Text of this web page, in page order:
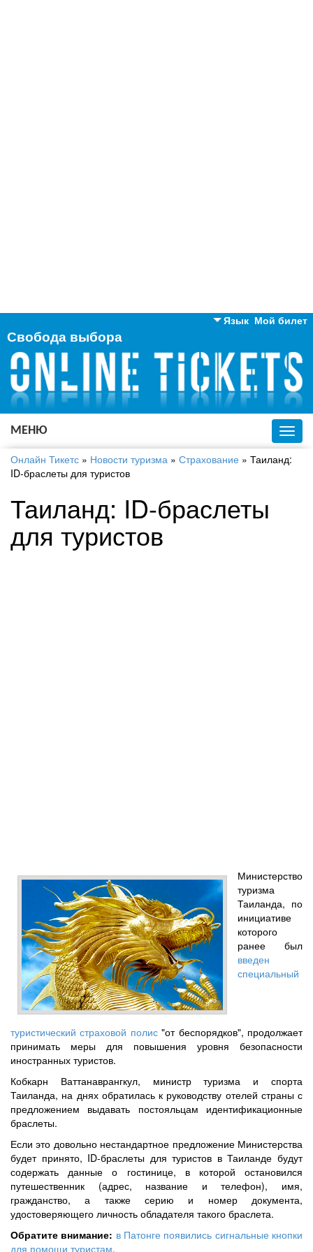
Мой билет
Язык
Английский
Русский
Украинский
Свобода выбора
МЕНЮ
Онлайн Тикетс » Новости туризма » Страхование » Таиланд:
ID-браслеты для туристов
Таиланд: ID-браслеты
для туристов
Министерство
туризма
Таиланда, по
инициативе
которого
ранее был
введен
специальный
туристический страховой полис"от беспорядков", продолжает
принимать меры для повышения уровня безопасности
иностранных туристов.
Кобкарн Ваттанаврангкул, министр туризма и спорта
Таиланда, на днях обратилась к руководству отелей страны с
предложением выдавать постояльцам идентификационные
браслеты.
Если это довольно нестандартное предложение Министерства
будет принято, ID-браслеты для туристов в Таиланде будут
содержать данные о гостинице, в которой остановился
путешественник (адрес, название и телефон), имя,
гражданство, а также серию и номер документа,
удостоверяющего личность обладателя такого браслета.
Обратите внимание: в Патонге появились сигнальные кнопки
для помощи туристам.